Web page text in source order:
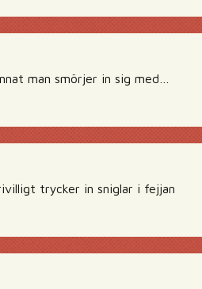
man smörjer in sig med…
trycker in sniglar i fejjan